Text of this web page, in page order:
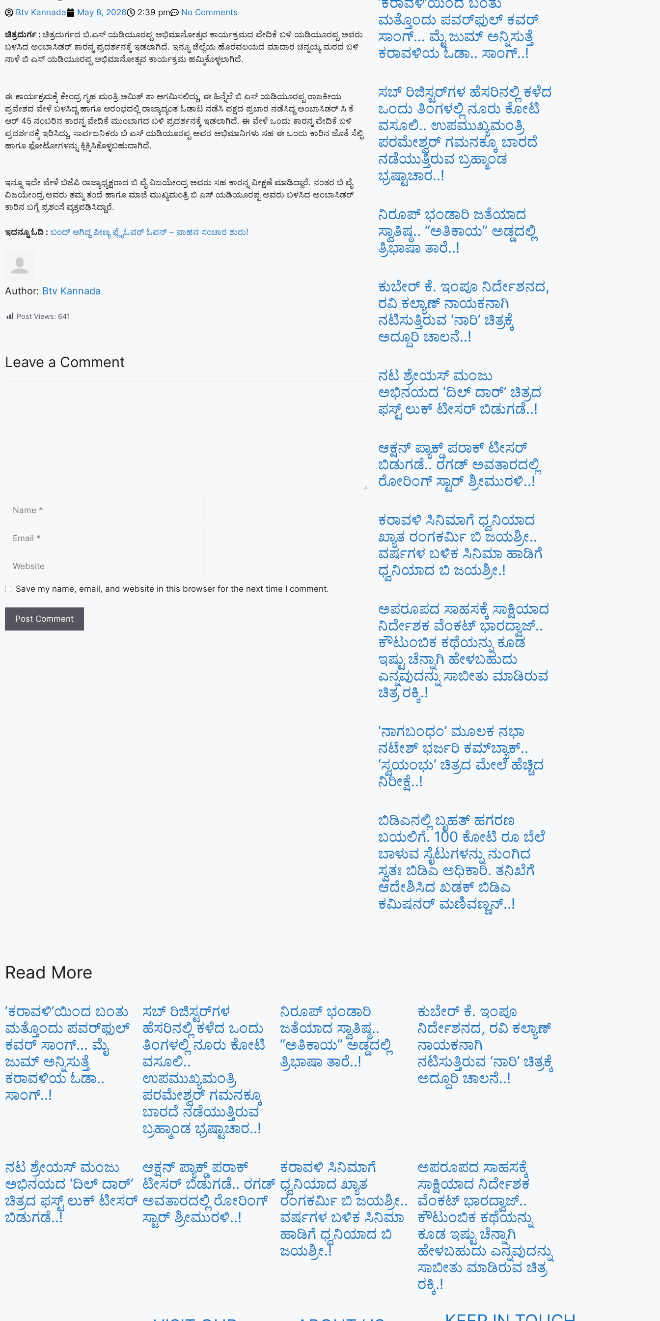
Btv Kannada May 8, 2026 2:39 pm No Comments
ಚಿತ್ರದುರ್ಗ : ಚಿತ್ರದುರ್ಗದ ಬಿ.ಎಸ್ ಯಡಿಯೂರಪ್ಪ ಅಭಿಮಾನೋತ್ಸವ ಕಾರ್ಯಕ್ರಮದ ವೇದಿಕೆ ಬಳಿ ಯಡಿಯೂರಪ್ಪ ಅವರು
ಬಳಸಿದ ಅಂಬಾಸಿಡರ್ ಕಾರನ್ನ ಪ್ರದರ್ಶನಕ್ಕೆ‌ ಇಡಲಾಗಿದೆ. ಇನ್ನೂ ಜಿಲ್ಲೆಯ ಹೊರವಲಯದ ಮಾದಾರ ಚನ್ನಯ್ಯ ಮಠದ ಬಳಿ
ನಾಳೆ ಬಿ ಎಸ್ ಯಡಿಯೂರಪ್ಪ ಅಭಿಮಾನೋತ್ಸವ ಕಾರ್ಯಕ್ರಮ ಹಮ್ಮಿಕೊಳ್ಳಲಾಗಿದೆ.
ಈ ಕಾರ್ಯಕ್ರಮಕ್ಕೆ ಕೇಂದ್ರ ಗೃಹ ಮಂತ್ರಿ ಅಮಿತ್ ಶಾ ಆಗಮಿಸಲಿದ್ದು, ಈ ಹಿನ್ನೆಲೆ ಬಿ ಏಸ್ ಯಡಿಯೂರಪ್ಪ ರಾಜಕೀಯ
ಪ್ರವೇಶದ ವೇಳೆ ಬಳಸಿದ್ದ ಹಾಗೂ ಆರಂಭದಲ್ಲಿ ರಾಜ್ಯಾದ್ಯಂತ ಓಡಾಟ ನಡೆಸಿ ಪಕ್ಷದ ಪ್ರಚಾರ ನಡೆಸಿದ್ದ ಅಂಬಾಸಿಡರ್ ಸಿ ಕೆ
ಆರ್ 45 ನಂಬರಿನ ಕಾರನ್ನ ವೇದಿಕೆ ಮುಂಬಾಗದ ಬಳಿ ಪ್ರದರ್ಶನಕ್ಕೆ ಇಡಲಾಗಿದೆ. ಈ ವೇಳೆ ಒಂದು ಕಾರನ್ನ ವೇದಿಕೆ ಬಳಿ
ಪ್ರದರ್ಶನಕ್ಕೆ ಇರಿಸಿದ್ದು, ಸಾರ್ವಜನಿಕರು ಬಿ ಎಸ್ ಯಡಿಯೂರಪ್ಪ ಅವರ ಅಭಿಮಾನಿಗಳು ಸಹ ಈ ಒಂದು ಕಾರಿನ ಜೊತೆ ಸೆಲ್ಫಿ
ಹಾಗೂ ಫೋಟೋಗಳನ್ನು ಕ್ಲಿಕ್ಕಿಸಿಕೊಳ್ಳಬಹುದಾಗಿದೆ.
ಇನ್ನೂ ಇದೇ ವೇಳೆ ಬಿಜೆಪಿ ರಾಜ್ಯಾಧ್ಯಕ್ಷರಾದ ಬಿ ವೈ ವಿಜಯೇಂದ್ರ ಅವರು ಸಹ ಕಾರನ್ನ ವೀಕ್ಷಣೆ ಮಾಡಿದ್ದಾರೆ. ನಂತರ ಬಿ ವೈ
ವಿಜಯೇಂದ್ರ ಅವರು ತಮ್ಮ ತಂದೆ ಹಾಗೂ ಮಾಜಿ ಮುಖ್ಯಮಂತ್ರಿ ಬಿ ಎಸ್ ಯಡಿಯೂರಪ್ಪ ಅವರು ಬಳಸಿದ ಅಂಬಾಸಿಡರ್
ಕಾರಿನ ಬಗ್ಗೆ ಪ್ರಶಂಸೆ ವ್ಯಕ್ತಪಡಿಸಿದ್ದಾರೆ.
ಇದನ್ನೂ ಓದಿ : ಬಂದ್ ಆಗಿದ್ದ ಪೀಣ್ಯ ಫ್ಲೈಓವರ್ ಓಪನ್ – ವಾಹನ ಸಂಚಾರ ಶುರು!
Author: Btv Kannada
Post Views: 641
Leave a Comment
Save my name, email, and website in this browser for the next time I comment.
ಮತ್ತೊಂದು ಪವರ್‌ಫುಲ್ ಕವರ್
ಸಾಂಗ್… ಮೈ ಜುಮ್ ಅನ್ನಿಸುತ್ತೆ
ಕರಾವಳಿಯ ಓಡಾ.. ಸಾಂಗ್‌..!
ಸಬ್ ರಿಜಿಸ್ಟರ್​ಗಳ ಹೆಸರಿನಲ್ಲಿ ಕಳೆದ
ಒಂದು ತಿಂಗಳಲ್ಲಿ ನೂರು ಕೋಟಿ
ವಸೂಲಿ.. ಉಪಮುಖ್ಯಮಂತ್ರಿ
ಪರಮೇಶ್ವರ್​ ಗಮನಕ್ಕೂ ಬಾರದೆ
ನಡೆಯುತ್ತಿರುವ ಬ್ರಹ್ಮಾಂಡ
ಭ್ರಷ್ಟಾಚಾರ..!
ನಿರೂಪ್ ಭಂಡಾರಿ ಜತೆಯಾದ
ಸ್ವಾತಿಷ್ಠ.. “ಅತಿಕಾಯ” ಅಡ್ಡದಲ್ಲಿ
ತ್ರಿಭಾಷಾ ತಾರೆ..!
ಕುಬೇರ್ ಕೆ. ಇಂಪೂ ನಿರ್ದೇಶನದ,
ರವಿ ಕಲ್ಯಾಣ್‍ ನಾಯಕನಾಗಿ
ನಟಿಸುತ್ತಿರುವ ‘ನಾರಿ’ ಚಿತ್ರಕ್ಕೆ
ಅದ್ದೂರಿ ಚಾಲನೆ..!
ನಟ ಶ್ರೇಯಸ್ ಮಂಜು
ಅಭಿನಯದ ‘ದಿಲ್ ದಾರ್’ ಚಿತ್ರದ
ಫಸ್ಟ್ ಲುಕ್ ಟೀಸರ್ ಬಿಡುಗಡೆ..!
ಆಕ್ಷನ್ ಪ್ಯಾಕ್ಡ್ ಪರಾಕ್ ಟೀಸರ್
ಬಿಡುಗಡೆ.. ರಗಡ್ ಅವತಾರದಲ್ಲಿ
ರೋರಿಂಗ್ ಸ್ಟಾರ್ ಶ್ರೀಮುರಳಿ..!
ಕರಾವಳಿ ಸಿನಿಮಾಗೆ ಧ್ವನಿಯಾದ
ಖ್ಯಾತ ರಂಗಕರ್ಮಿ ಬಿ ಜಯಶ್ರೀ..
ವರ್ಷಗಳ ಬಳಿಕ ಸಿನಿಮಾ ಹಾಡಿಗೆ
ಧ್ವನಿಯಾದ ಬಿ ಜಯಶ್ರೀ.!
ಅಪರೂಪದ ಸಾಹಸಕ್ಕೆ ಸಾಕ್ಷಿಯಾದ
ನಿರ್ದೇಶಕ ವೆಂಕಟ್ ಭಾರದ್ವಾಜ್..
ಕೌಟುಂಬಿಕ ಕಥೆಯನ್ನು ಕೂಡ
ಇಷ್ಟು ಚೆನ್ನಾಗಿ ಹೇಳಬಹುದು
ಎನ್ನವುದನ್ನು ಸಾಬೀತು ಮಾಡಿರುವ
ಚಿತ್ರ ರಕ್ಕಿ.!
‘ನಾಗಬಂಧಂ’ ಮೂಲಕ ನಭಾ
ನಟೇಶ್ ಭರ್ಜರಿ ಕಮ್‌ಬ್ಯಾಕ್..
‘ಸ್ವಯಂಭು’ ಚಿತ್ರದ ಮೇಲೆ ಹೆಚ್ಚಿದ
ನಿರೀಕ್ಷೆ..!
ಬಿಡಿಎನಲ್ಲಿ ಬೃಹತ್ ಹಗರಣ
ಬಯಲಿಗೆ. 100 ಕೋಟಿ ರೂ ಬೆಲೆ
ಬಾಳುವ ಸೈಟುಗಳನ್ನು ನುಂಗಿದ
ಸ್ವತಃ ಬಿಡಿಎ ಅಧಿಕಾರಿ. ತನಿಖೆಗೆ
ಆದೇಶಿಸಿದ ಖಡಕ್ ಬಿಡಿಎ
ಕಮಿಷನರ್ ಮಣಿವಣ್ಣನ್​​..!
Read More
‘ಕರಾವಳಿ’ಯಿಂದ ಬಂತು
ಮತ್ತೊಂದು ಪವರ್‌ಫುಲ್
ಕವರ್ ಸಾಂಗ್… ಮೈ
ಜುಮ್ ಅನ್ನಿಸುತ್ತೆ
ಕರಾವಳಿಯ ಓಡಾ..
ಸಾಂಗ್‌..!
ಸಬ್ ರಿಜಿಸ್ಟರ್​ಗಳ
ಹೆಸರಿನಲ್ಲಿ ಕಳೆದ ಒಂದು
ತಿಂಗಳಲ್ಲಿ ನೂರು ಕೋಟಿ
ವಸೂಲಿ..
ಉಪಮುಖ್ಯಮಂತ್ರಿ
ಪರಮೇಶ್ವರ್​ ಗಮನಕ್ಕೂ
ಬಾರದೆ ನಡೆಯುತ್ತಿರುವ
ಬ್ರಹ್ಮಾಂಡ ಭ್ರಷ್ಟಾಚಾರ..!
ನಿರೂಪ್ ಭಂಡಾರಿ
ಜತೆಯಾದ ಸ್ವಾತಿಷ್ಠ..
“ಅತಿಕಾಯ” ಅಡ್ಡದಲ್ಲಿ
ತ್ರಿಭಾಷಾ ತಾರೆ..!
ಕುಬೇರ್ ಕೆ. ಇಂಪೂ
ನಿರ್ದೇಶನದ, ರವಿ ಕಲ್ಯಾಣ್‍
ನಾಯಕನಾಗಿ
ನಟಿಸುತ್ತಿರುವ ‘ನಾರಿ’ ಚಿತ್ರಕ್ಕೆ
ಅದ್ದೂರಿ ಚಾಲನೆ..!
ನಟ ಶ್ರೇಯಸ್ ಮಂಜು
ಅಭಿನಯದ ‘ದಿಲ್ ದಾರ್’
ಚಿತ್ರದ ಫಸ್ಟ್ ಲುಕ್ ಟೀಸರ್
ಬಿಡುಗಡೆ..!
ಆಕ್ಷನ್ ಪ್ಯಾಕ್ಡ್ ಪರಾಕ್
ಟೀಸರ್ ಬಿಡುಗಡೆ.. ರಗಡ್
ಅವತಾರದಲ್ಲಿ ರೋರಿಂಗ್
ಸ್ಟಾರ್ ಶ್ರೀಮುರಳಿ..!
ಕರಾವಳಿ ಸಿನಿಮಾಗೆ
ಧ್ವನಿಯಾದ ಖ್ಯಾತ
ರಂಗಕರ್ಮಿ ಬಿ ಜಯಶ್ರೀ..
ವರ್ಷಗಳ ಬಳಿಕ ಸಿನಿಮಾ
ಹಾಡಿಗೆ ಧ್ವನಿಯಾದ ಬಿ
ಜಯಶ್ರೀ.!
ಅಪರೂಪದ ಸಾಹಸಕ್ಕೆ
ಸಾಕ್ಷಿಯಾದ ನಿರ್ದೇಶಕ
ವೆಂಕಟ್ ಭಾರದ್ವಾಜ್..
ಕೌಟುಂಬಿಕ ಕಥೆಯನ್ನು
ಕೂಡ ಇಷ್ಟು ಚೆನ್ನಾಗಿ
ಹೇಳಬಹುದು ಎನ್ನವುದನ್ನು
ಸಾಬೀತು ಮಾಡಿರುವ ಚಿತ್ರ
ರಕ್ಕಿ.!